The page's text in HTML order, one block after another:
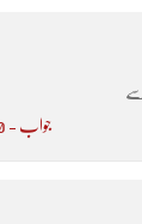
جواب - 0